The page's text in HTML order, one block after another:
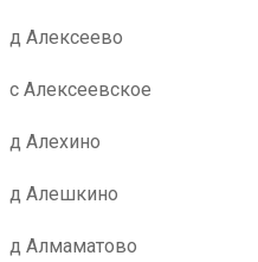
д Алексеево
с Алексеевское
д Алехино
д Алешкино
д Алмаматово